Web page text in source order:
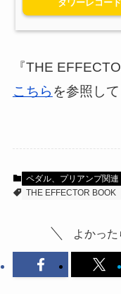
『THE
こちら を参照して
ペダル、プリアンプ関連
THE EFFECTOR BOOK
よかった